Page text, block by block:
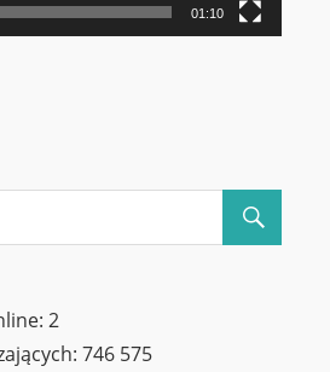
01:10
2
746 575